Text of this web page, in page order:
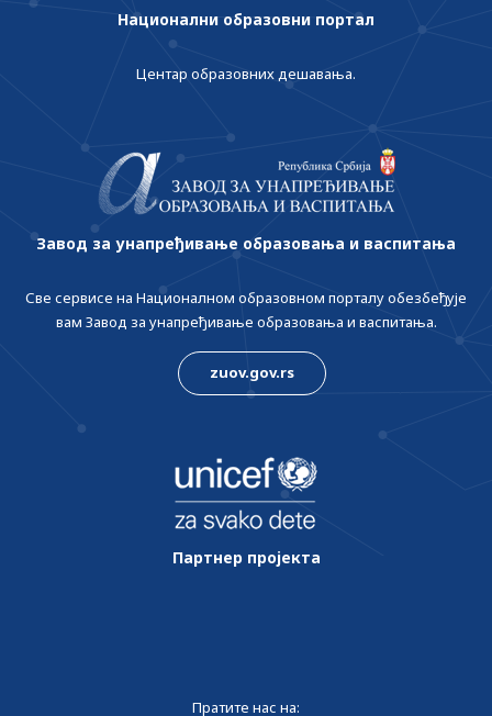
Национални образовни портал
Центар образовних дешавања.
Завод за унапређивање образовања и васпитања
Све сервисе на Националном образовном порталу обезбеђује
вам Завод за унапређивање образовања и васпитања.
zuov.gov.rs
Партнер пројекта
Пратите нас на: